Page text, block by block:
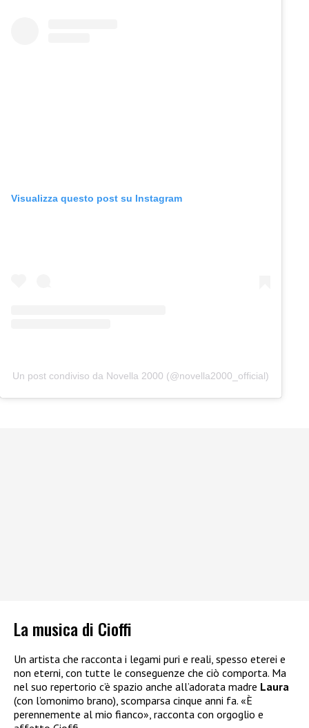
Visualizza questo post su Instagram
Un post condiviso da Novella 2000 (@novella2000_official)
La musica di Cioffi
Un artista che racconta i legami puri e reali, spesso eterei e
non eterni, con tutte le conseguenze che ciò comporta. Ma
nel suo repertorio c’è spazio anche all’adorata madre Laura
(con l’omonimo brano), scomparsa cinque anni fa. «È
perennemente al mio fianco», racconta con orgoglio e